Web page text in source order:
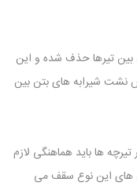
تیرها حذف شده و این
نشت شیرابه های بتن بین
ها باید هماهنگی لازم
های این نوع سقف می